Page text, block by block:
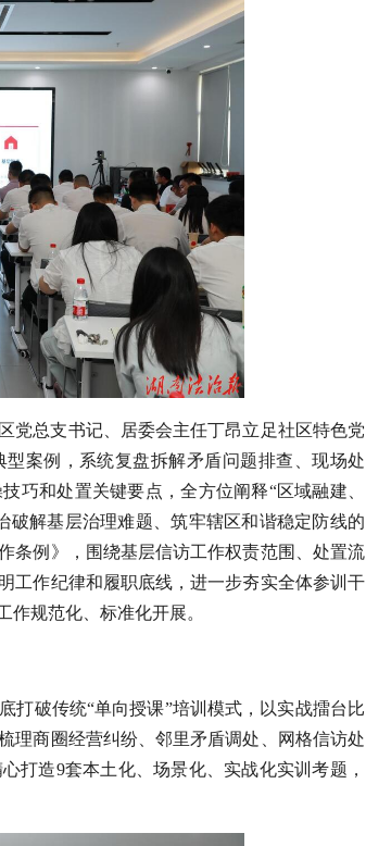
党总支书记、居委会主任丁昂立足社区特色党
案例，系统复盘拆解矛盾问题排查、现场处
巧和处置关键要点，全方位阐释“区域融建、
破解基层治理难题、筑牢辖区和谐稳定防线的
条例》，围绕基层信访工作权责范围、处置流
工作纪律和履职底线，进一步夯实全体参训干
规范化、标准化开展。
打破传统“单向授课”培训模式，以实战擂台比
理商圈经营纠纷、邻里矛盾调处、网格信访处
打造9套本土化、场景化、实战化实训考题，